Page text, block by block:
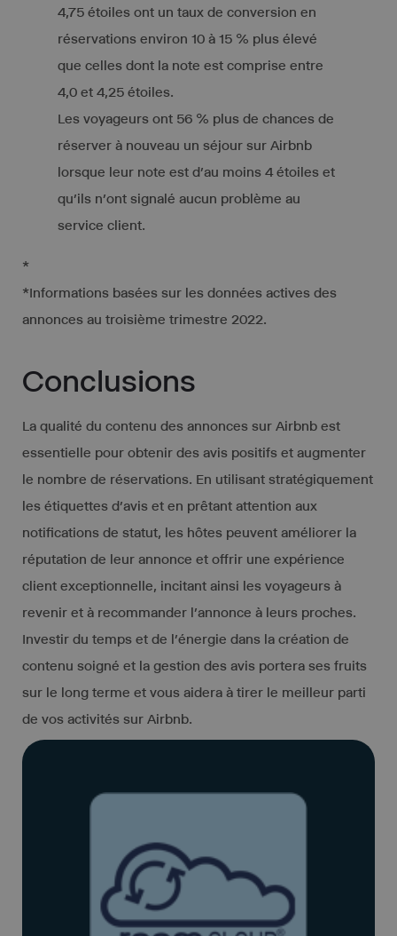
4,75 étoiles ont un taux de conversion en
réservations environ 10 à 15 % plus élevé
que celles dont la note est comprise entre
4,0 et 4,25 étoiles.
Les voyageurs ont 56 % plus de chances de
réserver à nouveau un séjour sur Airbnb
lorsque leur note est d’au moins 4 étoiles et
qu’ils n’ont signalé aucun problème au
service client.
*
*Informations basées sur les données actives des
annonces au troisième trimestre 2022.
Conclusions
La qualité du contenu des annonces sur Airbnb est
essentielle pour obtenir des avis positifs et augmenter
le nombre de réservations. En utilisant stratégiquement
les étiquettes d’avis et en prêtant attention aux
notifications de statut, les hôtes peuvent améliorer la
réputation de leur annonce et offrir une expérience
client exceptionnelle, incitant ainsi les voyageurs à
revenir et à recommander l’annonce à leurs proches.
Investir du temps et de l’énergie dans la création de
contenu soigné et la gestion des avis portera ses fruits
sur le long terme et vous aidera à tirer le meilleur parti
de vos activités sur Airbnb.